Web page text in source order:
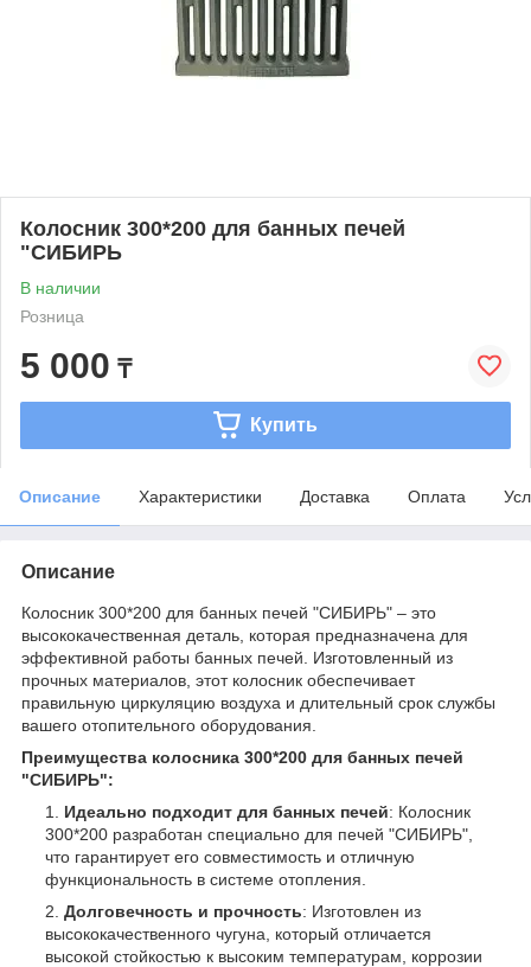
Колосник 300*200 для банных печей
"СИБИРЬ
В наличии
Розница
5 000 ₸
Купить
Описание Характеристики Доставка Оплата
Описание
Колосник 300*200 для банных печей "СИБИРЬ" – это
высококачественная деталь, которая предназначена для
эффективной работы банных печей. Изготовленный из
прочных материалов, этот колосник обеспечивает
правильную циркуляцию воздуха и длительный срок службы
вашего отопительного оборудования.
Преимущества колосника 300*200 для банных печей
"СИБИРЬ":
Идеально подходит для банных печей: Колосник
300*200 разработан специально для печей "СИБИРЬ",
что гарантирует его совместимость и отличную
функциональность в системе отопления.
Долговечность и прочность: Изготовлен из
высококачественного чугуна, который отличается
высокой стойкостью к высоким температурам, коррозии